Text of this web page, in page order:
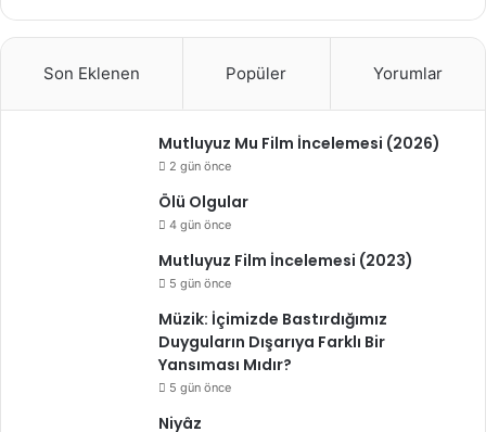
Son Eklenen Popüler Yorumlar
Mutluyuz Mu Film İncelemesi (2026)
2 gün önce
Ölü Olgular
4 gün önce
Mutluyuz Film İncelemesi (2023)
5 gün önce
Müzik: İçimizde Bastırdığımız
Duyguların Dışarıya Farklı Bir
Yansıması Mıdır?
5 gün önce
Niyâz